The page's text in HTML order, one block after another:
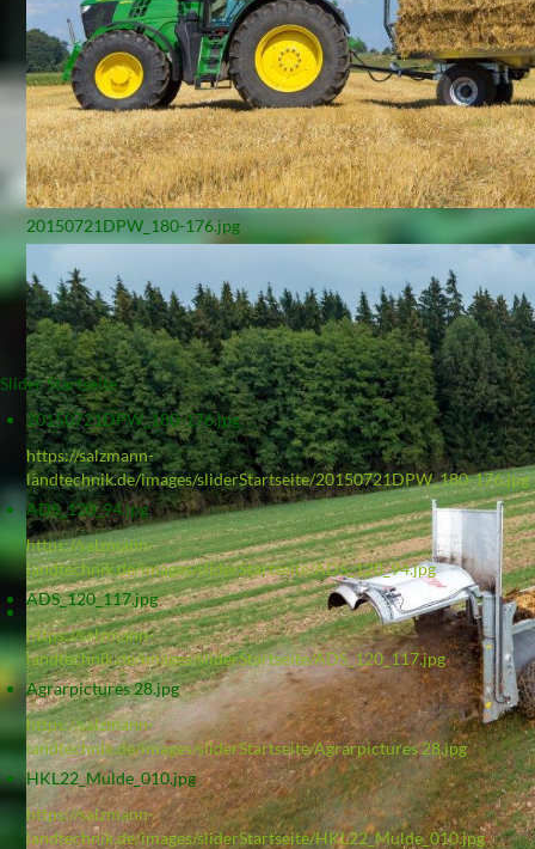
20150721DPW_180-176.jpg
Slider Startseite
20150721DPW_180-176.jpg
https://salzmann-
landtechnik.de/images/sliderStartseite/20150721DPW_180-176.jpg
ADS_120_94.jpg
https://salzmann-
landtechnik.de/images/sliderStartseite/ADS_120_94.jpg
ADS_120_117.jpg
https://salzmann-
landtechnik.de/images/sliderStartseite/ADS_120_117.jpg
Agrarpictures 28.jpg
https://salzmann-
landtechnik.de/images/sliderStartseite/Agrarpictures 28.jpg
HKL22_Mulde_010.jpg
https://salzmann-
landtechnik.de/images/sliderStartseite/HKL22_Mulde_010.jpg